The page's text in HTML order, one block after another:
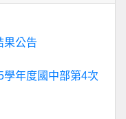
果公告
年度國中部第4次